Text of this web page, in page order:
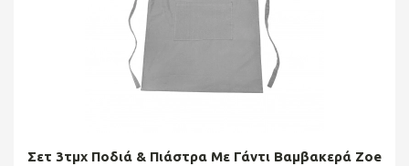
Σετ 3τμχ Ποδιά & Πιάστρα Με Γάντι Βαμβακερά Zoe